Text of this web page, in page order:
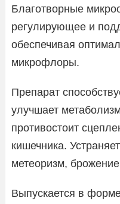
Благотворные
регулирующее и
обеспечивая
микрофлоры.
Препарат
улучшает
противостоит
кишечника.
метеоризм,
Выпускается в